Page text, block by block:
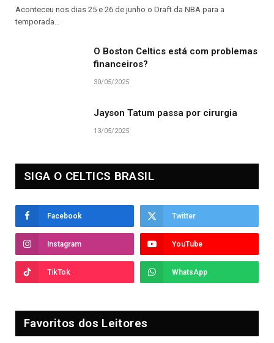
Aconteceu nos dias 25 e 26 de junho o Draft da NBA para a
temporada…
O Boston Celtics está com problemas
financeiros?
30/05/2025
Jayson Tatum passa por cirurgia
13/05/2025
SIGA O CELTICS BRASIL
Facebook Twitter
Instagram YouTube
TikTok WhatsApp
Favoritos dos Leitores